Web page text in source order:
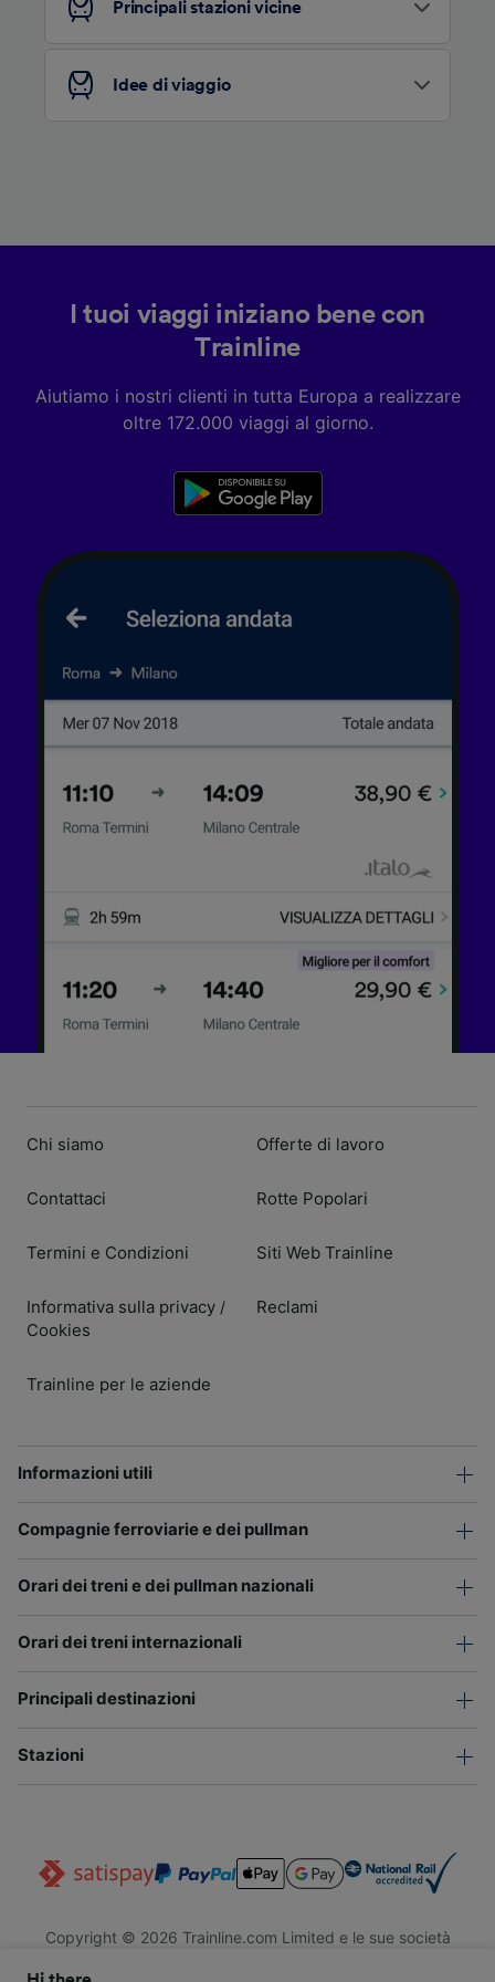
Principali stazioni vicine
Idee di viaggio
I tuoi viaggi iniziano bene con
Trainline
Aiutiamo i nostri clienti in tutta Europa a realizzare
oltre 172.000 viaggi al giorno.
Chi siamo
Contattaci
Termini e Condizioni
Informativa sulla privacy /
Cookies
Trainline per le aziende
Offerte di lavoro
Rotte Popolari
Siti Web Trainline
Reclami
Informazioni utili
Compagnie ferroviarie e dei pullman
Orari dei treni e dei pullman nazionali
Orari dei treni internazionali
Principali destinazioni
Stazioni
Copyright © 2026 Trainline.com Limited e le sue società
Elenco dei partner (fornitori)